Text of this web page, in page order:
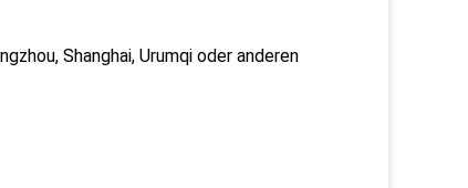
Shanghai, Urumqi oder anderen